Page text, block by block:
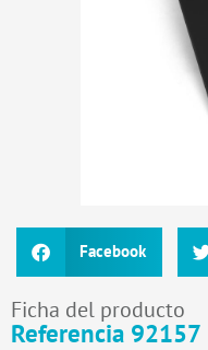
Facebook
Ficha del producto
Referencia 92157